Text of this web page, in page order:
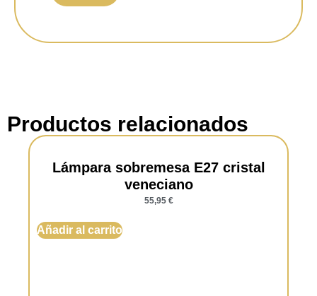
Potencia máxima:
Productos relacionados
Lámpara sobremesa E27 cristal
veneciano
55,95 €
Añadir al carrito